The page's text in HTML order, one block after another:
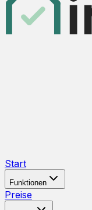
Start
Funktionen
Preise